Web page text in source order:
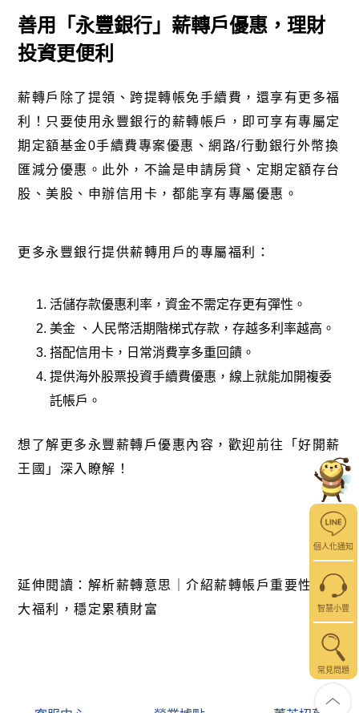
個人化通知
智慧小豐
常見問題
善用「永豐銀行」薪轉戶優惠，理財
投資更便利
薪轉戶除了提領、跨提轉帳免手續費，還享有更多福
利！只要使用永豐銀行的薪轉帳戶，即可享有專屬定
期定額基金0手續費專案優惠、網路/行動銀行外幣換
匯減分優惠。此外，不論是申請房貸、定期定額存台
股、美股、申辦信用卡，都能享有專屬優惠。
更多永豐銀行提供薪轉用戶的專屬福利：
活儲存款優惠利率，資金不需定存更有彈性。
美金 、人民幣活期階梯式存款，存越多利率越高。
搭配信用卡，日常消費享多重回饋。
提供海外股票投資手續費優惠，線上就能加開複委
託帳戶。
想了解更多永豐薪轉戶優惠內容，歡迎前往「好開薪
王國 」深入瞭解！
延伸閱讀： 解析薪轉意思｜介紹薪轉帳戶重要性與4
大福利，穩定累積財富